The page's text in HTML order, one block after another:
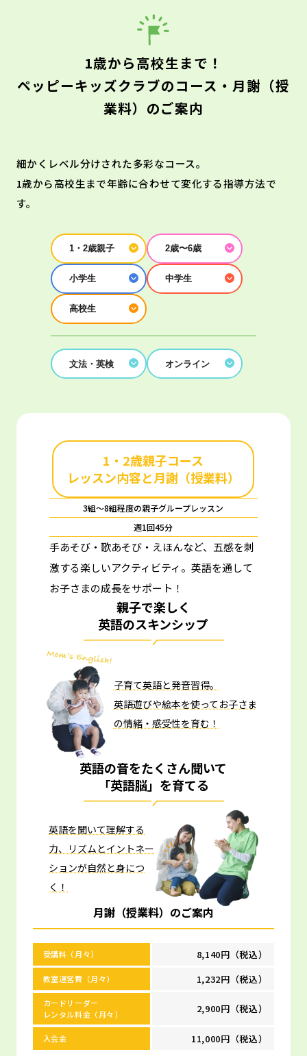
1歳から高校生まで！
ペッピーキッズクラブのコース・月謝（授
業料）のご案内
細かくレベル分けされた多彩なコース。
1歳から高校生まで年齢に合わせて変化する指導方法で
す。
1・2歳親子 2歳〜6歳
小学生 中学生
高校生
文法・英検 オンライン
1・2歳親子コース
レッスン内容と月謝（授業料）
3組～8組程度の親子グループレッスン
週1回45分
手あそび・歌あそび・えほんなど、五感を刺
激する楽しいアクティビティ。 英語を通して
お子さまの成長をサポート！
親子で楽しく
英語のスキンシップ
子育て英語と発音習得。
英語遊びや絵本を使ってお子さま
の情緒・感受性を育む！
英語の音をたくさん聞いて
「英語脳」を育てる
英語を聞いて理解する
力、リズムとイントネー
ションが自然と身につ
く！
月謝（授業料）のご案内
受講料（月々） 8,140円（税込）
教室運営費（月々） 1,232円（税込）
カードリーダー
レンタル料金（月々）
2,900円（税込）
入会金 11,000円（税込）